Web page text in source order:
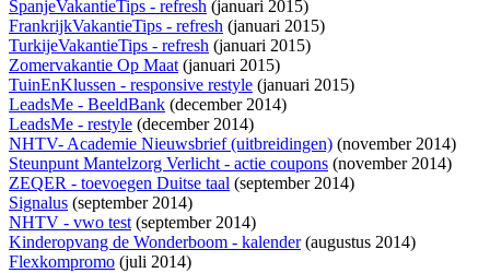
SpanjeVakantieTips - refresh (januari 2015)
FrankrijkVakantieTips - refresh (januari 2015)
TurkijeVakantieTips - refresh (januari 2015)
Zomervakantie Op Maat(januari 2015)
TuinEnKlussen - responsive restyle (januari 2015)
LeadsMe - BeeldBank (december 2014)
LeadsMe - restyle (december 2014)
NHTV- Academie Nieuwsbrief (uitbreidingen) (november 2014)
Steunpunt Mantelzorg Verlicht - actie coupons (november 2014)
ZEQER - toevoegen Duitse taal (september 2014)
Signalus (september 2014)
NHTV - vwo test(september 2014)
Kinderopvang de Wonderboom - kalender(augustus 2014)
Flexkompromo (juli 2014)